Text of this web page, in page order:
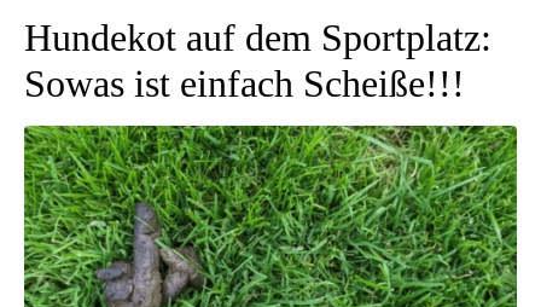
Hundekot auf dem Sportplatz:
Sowas ist einfach Scheiße!!!